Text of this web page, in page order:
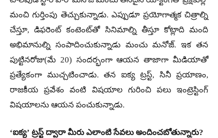
మంచి గుర్తింపు తెచ్చుకున్నాడు. ఎప్పుడూ ప్రయోగాత్మక చిత్రాల్ని
చేస్తూ, డిఫరెంట్ కంటెంట్‌తో సినిమాల్ని తీస్తూ కోట్లాది మంది
అభిమానుల్ని సంపాదించుకున్నాడు మంచు మనోజ్. ఇక తన
పుట్టినరోజు(మే 20) సందర్భంగా ఆయన తాజాగా మీడియాతో
ప్రత్యేకంగా ముచ్చటించాడు. తన ఐక్య ట్రస్ట్, సినీ ప్రయాణం,
రాజకీయ ప్రవేశం వంటి విషయాల గురించి పలు ఇంట్రెస్టింగ్
విషయాలను ఆయన పంచుకున్నాడు.
‘ఐక్య’ ట్రస్ట్ ద్వారా మీరు ఎలాంటి సేవలు అందించబోతున్నారు?